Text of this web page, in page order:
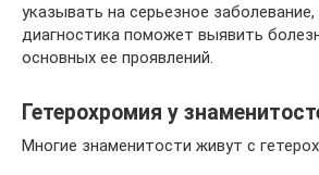
указывать на серьезное
диагностика поможет выявить
основных ее проявлений.
Гетерохромия у
Многие знаменитости живут с